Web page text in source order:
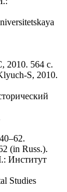
564 с.
S, 2010.
(in Russ.).
Институт
Studies